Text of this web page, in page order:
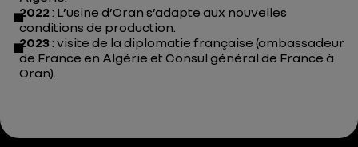
2022: L’usine d’Oran s’adapte aux nouvelles
conditions de production.
2023 : visite de la diplomatie française (ambassadeur
de France en Algérie et Consul général de France à
Oran).